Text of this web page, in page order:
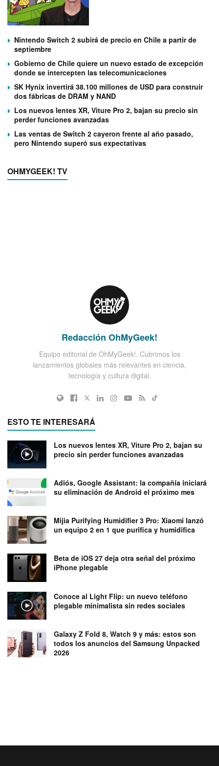
Nintendo Switch 2 subirá de precio en Chile a partir de
septiembre
Gobierno de Chile quiere un nuevo estado de excepción
donde se intercepten las telecomunicaciones
SK Hynix invertirá 38.100 millones de USD para construir
dos fábricas de DRAM y NAND
Los nuevos lentes XR, Viture Pro 2, bajan su precio sin
perder funciones avanzadas
Las ventas de Switch 2 cayeron frente al año pasado,
pero Nintendo superó sus expectativas
OHMYGEEK! TV
Redacción OhMyGeek!
Equipo editorial de OhMyGeek!. Cubrimos los
lanzamientos globales más relevantes en ciencia,
tecnología y cultura digital.
ESTO TE INTERESARÁ
Los nuevos lentes XR, Viture Pro 2, bajan su
precio sin perder funciones avanzadas
Adiós, Google Assistant: la compañía iniciará
su eliminación de Android el próximo mes
Mijia Purifying Humidifier 3 Pro: Xiaomi lanzó
un equipo 2 en 1 que purifica y humidifica
Beta de iOS 27 deja otra señal del próximo
iPhone plegable
Conoce al Light Flip: un nuevo teléfono
plegable minimalista sin redes sociales
Galaxy Z Fold 8, Watch 9 y más: estos son
todos los anuncios del Samsung Unpacked
2026